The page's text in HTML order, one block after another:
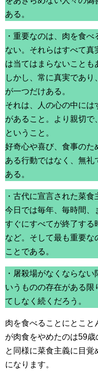
ある。
・重要なのは、肉を食
ない。それらはすべて真
は当てはまらないことも
しかし、常に真実であ
が一つだけある。
それは、人の心の中には
があること。より親切で
ということ。
好奇心や喜び、食事のた
ある行動ではなく、無
ある。
・古代に宣言された菜
今日では毎年、毎時間、
すぐにすべてが終了する
など。そして最も重要な
ことである。
・屠殺場がなくならない
いうものの存在がある
てしなく続くだろう。
肉を食べることにとこと
が肉食をやめたのは59
と同様に菜食主義に目
になります。